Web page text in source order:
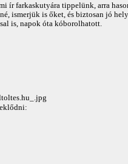
ír farkaskutyára tippelünk, arra
ismerjük is őket, és biztosan jó
is, napok óta kóborolhatott.